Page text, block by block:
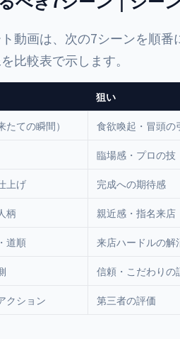
動画は、次の7シーンを順
比較表で示します。
狙い
たての瞬間） 食欲喚起・冒頭の
臨場感・プロの技
上げ 完成への期待感
柄 親近感・指名来店
道順 来店ハードルの解
信頼・こだわりの
クション 第三者の評価